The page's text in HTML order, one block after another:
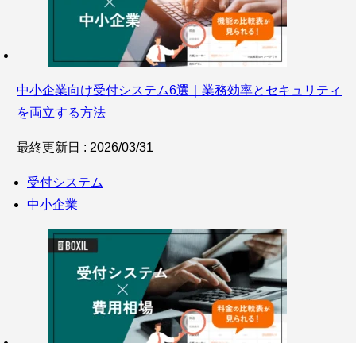
中小企業向け受付システム6選｜業務効率とセキュリティ
を両立する方法
最終更新日 : 2026/03/31
受付システム
中小企業